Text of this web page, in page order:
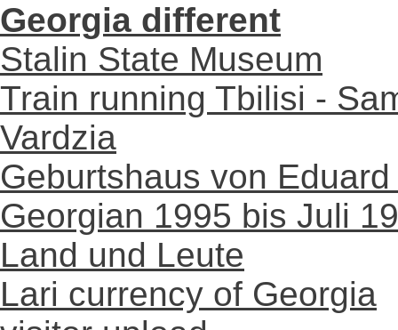
Georgia different
Stalin State Museum
Train running Tbilisi -
Vardzia
Geburtshaus von
Georgian 1995 bis Juli
Land und Leute
Lari currency of Georgia